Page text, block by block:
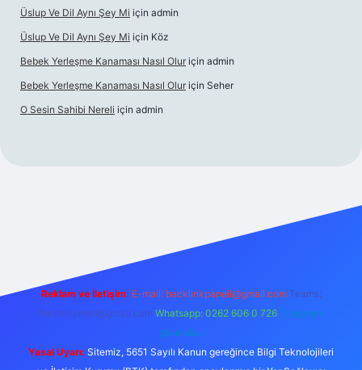
Üslup Ve Dil Aynı Şey Mi için admin
Üslup Ve Dil Aynı Şey Mi için Köz
Bebek Yerleşme Kanaması Nasıl Olur için admin
Bebek Yerleşme Kanaması Nasıl Olur için Seher
O Sesin Sahibi Nereli için admin
Reklam ve İletişim: E-mail: backlinkpaneli@gmail.com Teams:
forumhizmeti@gmail.com Whatsapp: 0262 606 0 726 Telegram:
@karabul
Yasal Uyarı: Sitemiz, 5651 Sayılı Kanun gereğince Bilgi Teknolojileri